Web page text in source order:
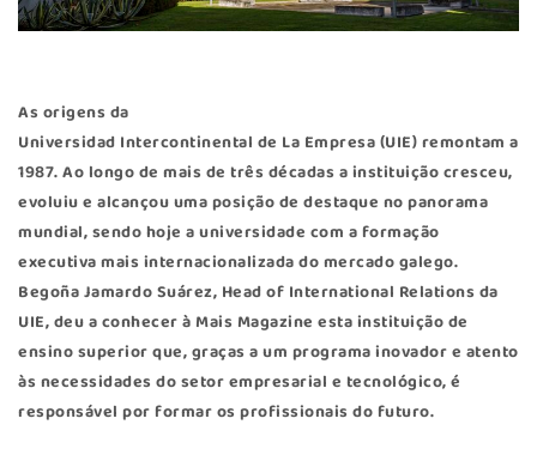
As origens da
Universidad Intercontinental de La Empresa (UIE)remontam a
1987. Ao longo de mais de três décadas a instituição cresceu,
evoluiu e alcançou uma posição de destaque no panorama
mundial, sendo hoje a universidade com a formação
executiva mais internacionalizada do mercado galego.
Begoña Jamardo Suárez, Head of International Relations da
UIE, deu a conhecer à Mais Magazine esta instituição de
ensino superior que, graças a um programa inovador e atento
às necessidades do setor empresarial e tecnológico, é
responsável por formar os profissionais do futuro.